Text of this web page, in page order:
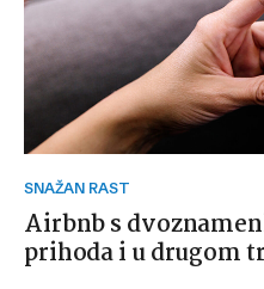
SNAŽAN RAST
Airbnb s
prihoda i u drugom